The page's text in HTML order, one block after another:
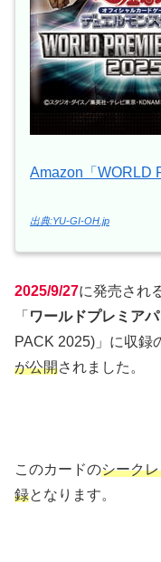
Amazon「WORLD
出典:YU-GI-OH.jp
2025/9/27に発売され
「 ワールドプレミア
PACK 2025)」に収録
が公開されました。
このカードのシーク
録となります。